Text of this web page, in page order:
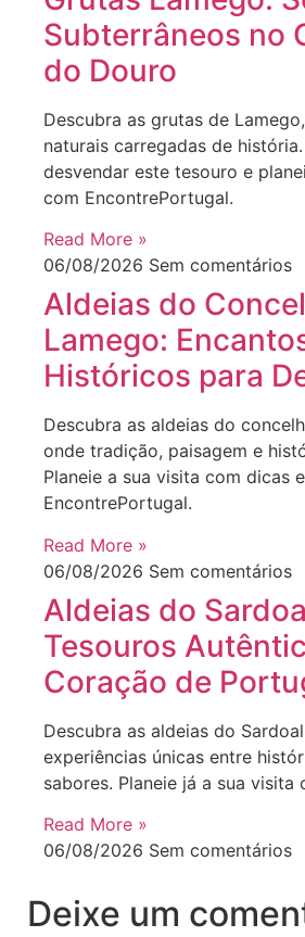
Subterrâneos no
do Douro
Descubra as grutas de
naturais carregadas de história.
desvendar este tesouro e
com EncontrePortugal.
Read More »
06/08/2026 Sem comentários
Aldeias do
Lamego:
Históricos para
Descubra as aldeias do
onde tradição, paisagem e
Planeie a sua visita com dicas
EncontrePortugal.
Read More »
06/08/2026 Sem comentários
Aldeias do
Tesouros
Coração de
Descubra as aldeias do
experiências únicas entre
sabores. Planeie já a sua visita
Read More »
06/08/2026 Sem comentários
Deixe um